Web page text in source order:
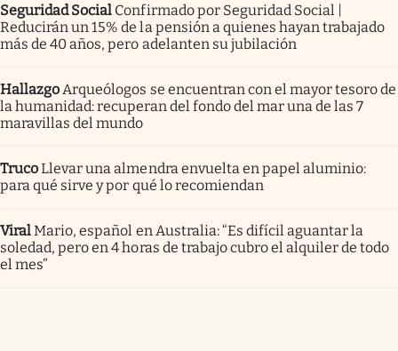
Seguridad Social Confirmado por Seguridad Social |
Reducirán un 15% de la pensión a quienes hayan trabajado
más de 40 años, pero adelanten su jubilación
Hallazgo Arqueólogos se encuentran con el mayor tesoro de
la humanidad: recuperan del fondo del mar una de las 7
maravillas del mundo
TrucoLlevar una almendra envuelta en papel aluminio:
para qué sirve y por qué lo recomiendan
ViralMario, español en Australia: “Es difícil aguantar la
soledad, pero en 4 horas de trabajo cubro el alquiler de todo
el mes”